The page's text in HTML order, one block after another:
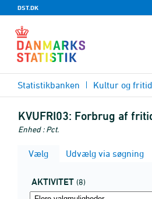
DST.DK
Statistikbanken Kultur og fritid
KVUFRI03: Forbrug af
Enhed : Pct.
Vælg Udvælg via søgning
AKTIVITET (8)